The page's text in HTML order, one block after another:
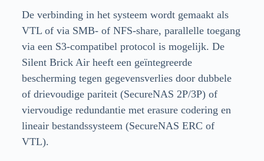
De verbinding in het systeem wordt gemaakt als
VTL of via SMB- of NFS-share, parallelle toegang
via een S3-compatibel protocol is mogelijk. De
Silent Brick Air heeft een geïntegreerde
bescherming tegen gegevensverlies door dubbele
of drievoudige pariteit (SecureNAS 2P/3P) of
viervoudige redundantie met erasure codering en
lineair bestandssysteem (SecureNAS ERC of
VTL).